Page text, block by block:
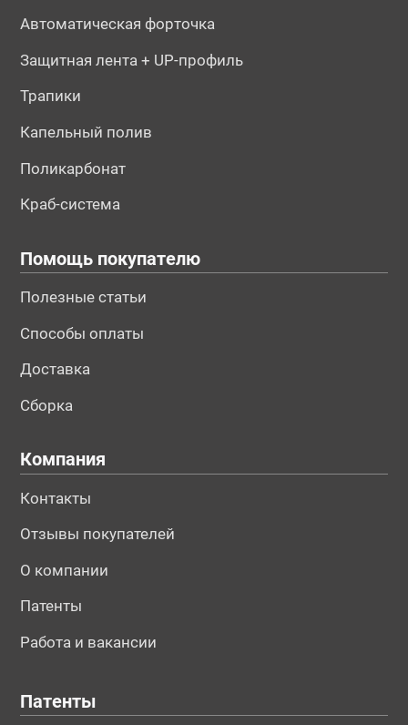
Автоматическая форточка
Защитная лента + UP-профиль
Трапики
Капельный полив
Поликарбонат
Краб-система
Помощь покупателю
Полезные статьи
Способы оплаты
Доставка
Сборка
Компания
Контакты
Отзывы покупателей
О компании
Патенты
Работа и вакансии
Патенты